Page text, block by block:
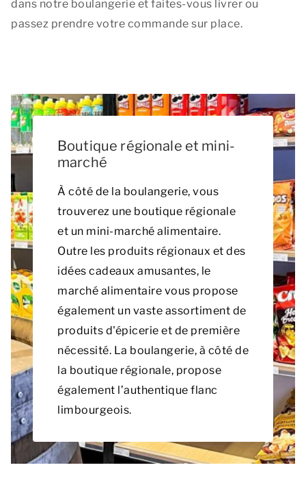
dans notre boulangerie et faites-vous livrer ou
passez prendre votre commande sur place.
Boutique régionale et mini-
marché
À côté de la boulangerie, vous
trouverez une boutique régionale
et un mini-marché alimentaire.
Outre les produits régionaux et des
idées cadeaux amusantes, le
marché alimentaire vous propose
également un vaste assortiment de
produits d'épicerie et de première
nécessité. La boulangerie, à côté de
la boutique régionale, propose
également l’authentique flanc
limbourgeois.